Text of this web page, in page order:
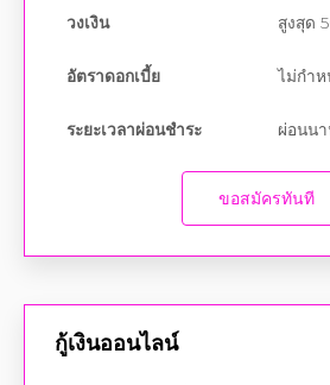
อัตราดอกเบี้ย ไม่กำห
ระยะเวลาผ่อนชำระ ผ่อนน
ขอสมัครทันที
กู้เงินด่วน,แอปกู้เงินด่วน